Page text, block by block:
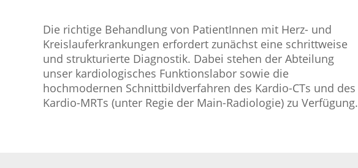
Die richtige Behandlung von PatientInnen mit Herz- und
Kreislauferkrankungen erfordert zunächst eine schrittweise
und strukturierte Diagnostik. Dabei stehen der Abteilung
unser kardiologisches Funktionslabor sowie die
hochmodernen Schnittbildverfahren des Kardio-CTs und des
Kardio-MRTs (unter Regie der Main-Radiologie) zu Verfügung.